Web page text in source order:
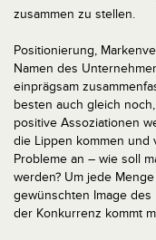
zusammen zu stellen.
Positionierung,
Namen des
einprägsam
besten auch gleich
positive Assoziationen
die Lippen kommen und
Probleme an – wie soll
werden? Um jede
gewünschten Image
der Konkurrenz kommt